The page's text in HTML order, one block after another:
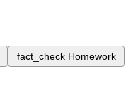
fact_check Homework